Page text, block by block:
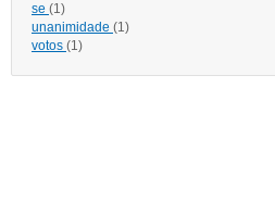
se (1)
unanimidade (1)
votos (1)